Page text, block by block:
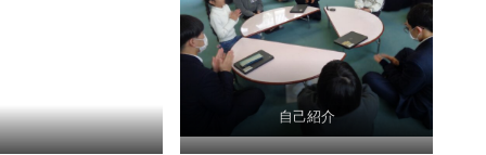
自己紹介